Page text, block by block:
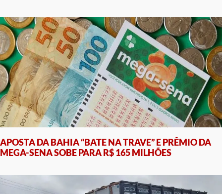
APOSTA DA BAHIA “BATE NA TRAVE” E PRÊMIO DA
MEGA-SENA SOBE PARA R$ 165 MILHÕES